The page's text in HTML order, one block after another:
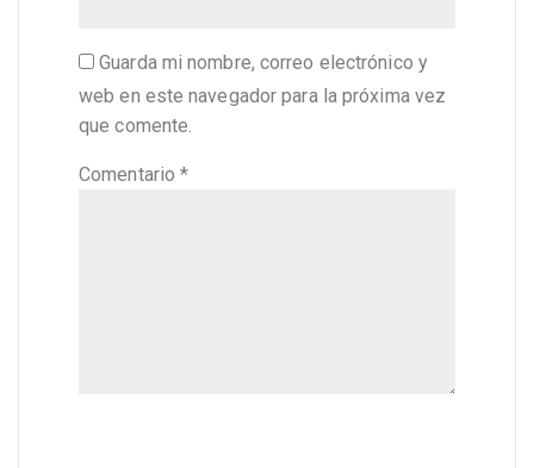
Guarda mi nombre, correo electrónico y
web en este navegador para la próxima vez
que comente.
Comentario*